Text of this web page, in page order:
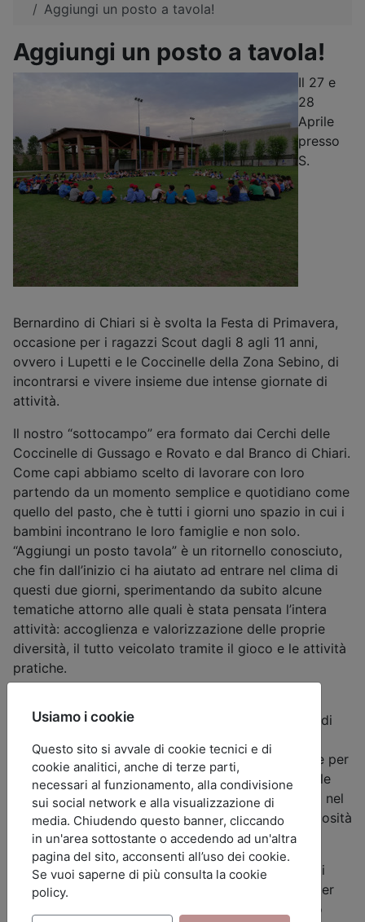
Aggiungi un posto a tavola!
Aggiungi un posto a tavola!
Il 27 e
28
Aprile
presso
S.
Bernardino di Chiari si è svolta la Festa di Primavera,
occasione per i ragazzi Scout dagli 8 agli 11 anni,
ovvero i Lupetti e le Coccinelle della Zona Sebino, di
incontrarsi e vivere insieme due intense giornate di
attività.
Il nostro “sottocampo” era formato dai Cerchi delle
Coccinelle di Gussago e Rovato e dal Branco di Chiari.
Come capi abbiamo scelto di lavorare con loro
partendo da un momento semplice e quotidiano come
quello del pasto, che è tutti i giorni uno spazio in cui i
bambini incontrano le loro famiglie e non solo.
“Aggiungi un posto tavola” è un ritornello conosciuto,
che fin dall’inizio ci ha aiutato ad entrare nel clima di
questi due giorni, sperimentando da subito alcune
tematiche attorno alle quali è stata pensata l’intera
attività: accoglienza e valorizzazione delle proprie
diversità, il tutto veicolato tramite il gioco e le attività
pratiche.
confrontarsi con la presenza di altri gruppi Scout di
Lupetti e Coccinelle. Se per qualcuno questo non
rappresenta una nota da sottolineare, sicuramente per
i bambini di Gardone è stato importante scoprire le
altre realtà presenti sul nostro territorio bresciano nel
mondo dello scoutismo, e ha suscitato in loro curiosità
e voglia di mettersi in gioco.
La giornata di sabato ha ruotato attorno all’idea di
sperimentarsi nell’uso dei propri sensi, necessari per
lavorare in cucina ma anche per scoprire il mondo
Usiamo i cookie
Questo sito si avvale di cookie tecnici e di
cookie analitici, anche di terze parti,
necessari al funzionamento, alla condivisione
sui social network e alla visualizzazione di
media. Chiudendo questo banner, cliccando
in un'area sottostante o accedendo ad un'altra
pagina del sito, acconsenti all’uso dei cookie.
Se vuoi saperne di più consulta la cookie
policy.